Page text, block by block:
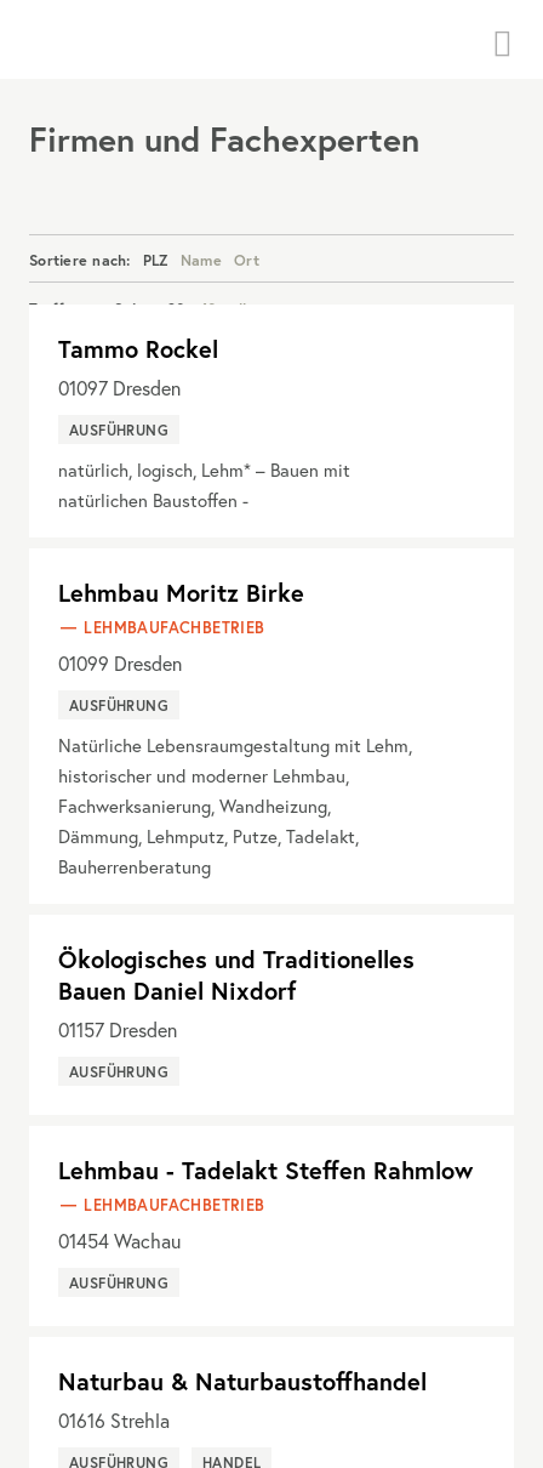
Firmen und Fachexperten
Sortiere nach: PLZ Name Ort
Treffer pro Seite: 20 40 alle
Details anzeigen
Tammo Rockel
01097 Dresden
AUSFÜHRUNG
natürlich, logisch, Lehm* – Bauen mit
natürlichen Baustoffen -
Lehmbau Moritz Birke
LEHMBAUFACHBETRIEB
01099 Dresden
AUSFÜHRUNG
Natürliche Lebensraumgestaltung mit Lehm,
historischer und moderner Lehmbau,
Fachwerksanierung, Wandheizung,
Dämmung, Lehmputz, Putze, Tadelakt,
Bauherrenberatung
Ökologisches und Traditionelles
Bauen Daniel Nixdorf
01157 Dresden
AUSFÜHRUNG
Lehmbau - Tadelakt Steffen Rahmlow
LEHMBAUFACHBETRIEB
01454Wachau
AUSFÜHRUNG
Naturbau & Naturbaustoffhandel
01616 Strehla
AUSFÜHRUNG HANDEL